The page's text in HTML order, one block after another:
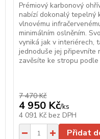
Prémiový karbonový
nabízí dokonalý tepelný
vlnovému
minimálním oslněním.
vyniká jak v interiérech,
jednoduše jej připevníte
zavěsíte ke stropu
7 470 Kč
4 950 Kč/ks
4 091 Kč bez DPH
Přidat